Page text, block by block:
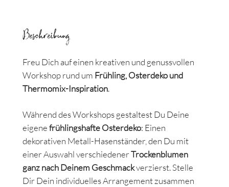
Beschreibung
Freu Dich auf einen kreativen und genussvollen
Workshop rund um Frühling, Osterdeko und
Thermomix-Inspiration.
Während des Workshops gestaltest Du Deine
eigenefrühlingshafte Osterdeko: Einen
dekorativen Metall-Hasenständer, den Du mit
einer Auswahl verschiedenerTrockenblumen
ganz nach Deinem Geschmackverzierst. Stelle
Dir Dein individuelles Arrangement zusammen